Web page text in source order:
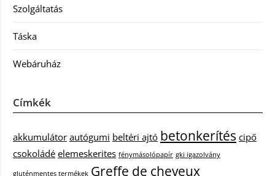
Szolgáltatás
Táska
Webáruház
Címkék
akkumulátor autógumi beltéri ajtó betonkerítés cipő
csokoládé elemeskerites fénymásolópapír gki igazolvány
gluténmentes termékek Greffe de cheveux